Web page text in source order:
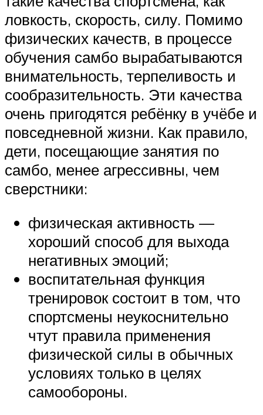
ловкость, скорость, силу. Помимо
физических качеств, в процессе
обучения самбо вырабатываются
внимательность, терпеливость и
сообразительность. Эти качества
очень пригодятся ребёнку в учёбе и
повседневной жизни. Как правило,
дети, посещающие занятия по
самбо, менее агрессивны, чем
сверстники:
физическая активность —
хороший способ для выхода
негативных эмоций;
воспитательная функция
тренировок состоит в том, что
спортсмены неукоснительно
чтут правила применения
физической силы в обычных
условиях только в целях
самообороны.